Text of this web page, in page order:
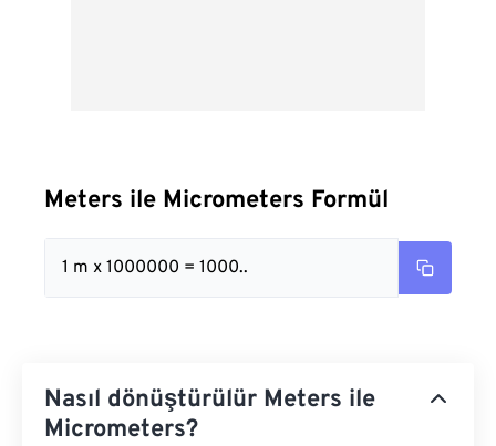
Meters ile Micrometers Formül
1 m x 1000000 = 1000..
Nasıl dönüştürülür Meters ile
Micrometers?